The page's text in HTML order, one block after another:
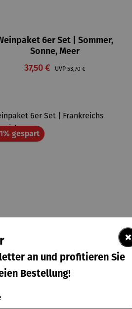
6er Set | Sommer,
Sonne, Meer
Verkaufspreis:
37,50 € UVP Regulärer Preis:
53,70 €
gespartRabatt
×
an und profitieren Sie
Bestellung!